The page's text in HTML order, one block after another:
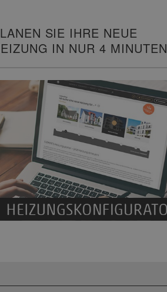
SIE IHRE NEUE
IN NUR 4 MINUTEN